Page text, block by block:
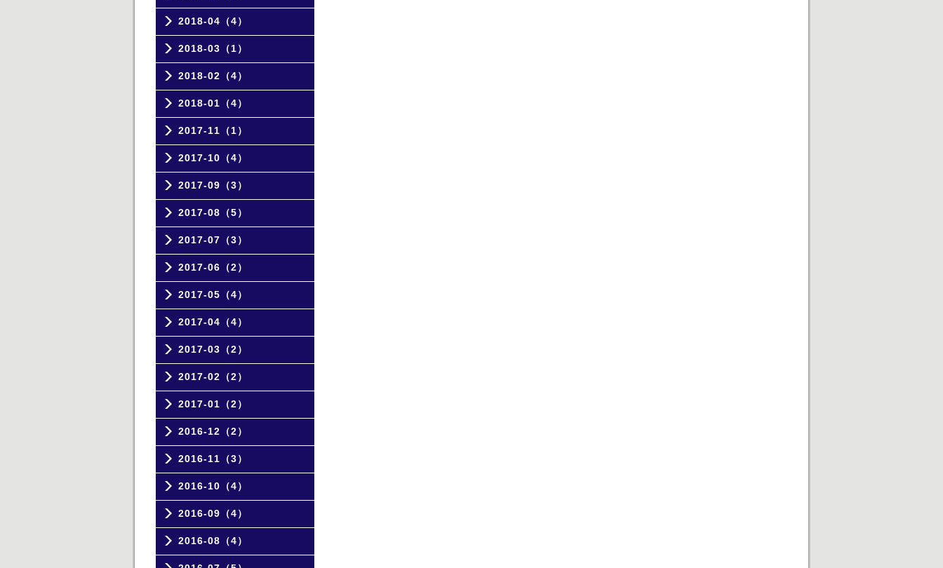
2018-04（4）
2018-03（1）
2018-02（4）
2018-01（4）
2017-11（1）
2017-10（4）
2017-09（3）
2017-08（5）
2017-07（3）
2017-06（2）
2017-05（4）
2017-04（4）
2017-03（2）
2017-02（2）
2017-01（2）
2016-12（2）
2016-11（3）
2016-10（4）
2016-09（4）
2016-08（4）